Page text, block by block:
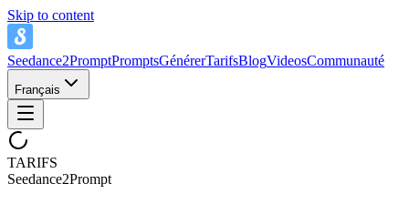
Skip to content
Seedance2PromptPromptsGénérerTarifsBlogVideosCommunauté
Français
TARIFS
Seedance2Prompt